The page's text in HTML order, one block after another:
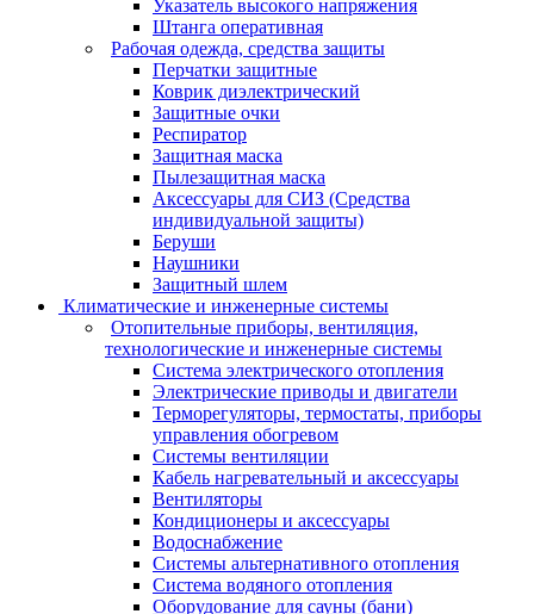
Указатель высокого напряжения
Штанга оперативная
Рабочая одежда, средства защиты
Перчатки защитные
Коврик диэлектрический
Защитные очки
Респиратор
Защитная маска
Пылезащитная маска
Аксессуары для СИЗ (Средства
индивидуальной защиты)
Беруши
Наушники
Защитный шлем
Климатические и инженерные системы
Отопительные приборы, вентиляция,
технологические и инженерные системы
Система электрического отопления
Электрические приводы и двигатели
Терморегуляторы, термостаты, приборы
управления обогревом
Системы вентиляции
Кабель нагревательный и аксессуары
Вентиляторы
Кондиционеры и аксессуары
Водоснабжение
Системы альтернативного отопления
Система водяного отопления
Оборудование для сауны (бани)